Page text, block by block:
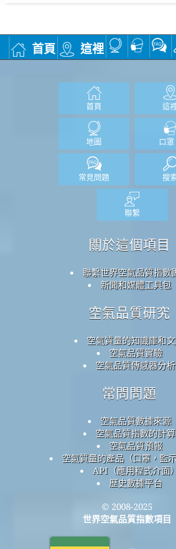
首頁 這裡
首頁 這
地圖 口罩
常見問題 搜
聯繫
關於這個項目
聯繫世界空氣品質指數
新聞和媒體工具包
空氣品質研究
空氣質量的知識庫和
空氣品質實驗
空氣品質傳感器分析
常問問題
空氣品質數據來源
空氣品質指數的計算
空氣品質預報
空氣質量的產品（口罩，監示
API（應用程式介面）
歷史數據平台
© 2008-2025
世界空氣品質指數項目